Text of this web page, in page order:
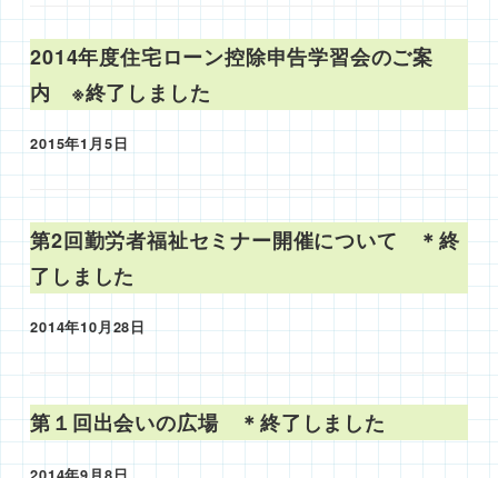
2014年度住宅ローン控除申告学習会のご案
内 ※終了しました
投稿日
2015年1月5日
第2回勤労者福祉セミナー開催について ＊終
了しました
投稿日
2014年10月28日
第１回出会いの広場 ＊終了しました